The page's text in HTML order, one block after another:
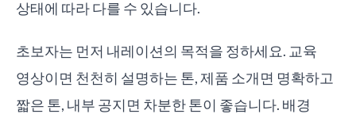
상태에 따라 다를 수 있습니다.
초보자는 먼저 내레이션의 목적을 정하세요. 교육
영상이면 천천히 설명하는 톤, 제품 소개면 명확하고
짧은 톤, 내부 공지면 차분한 톤이 좋습니다. 배경